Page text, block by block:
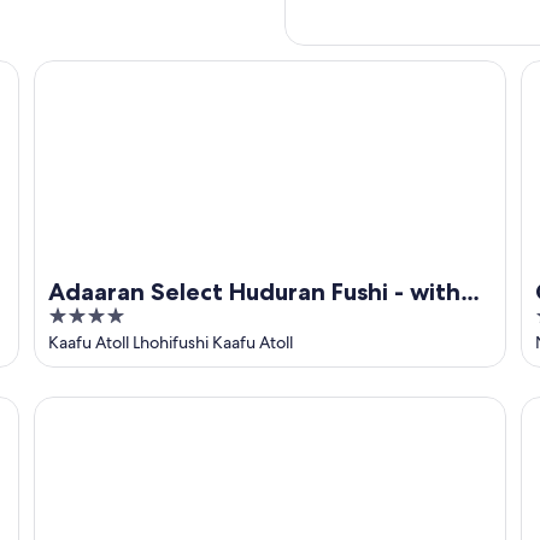
Adaaran Select Huduran Fushi - with
24hrs Premium All Inclusive
4
out
of
5
Kaafu Atoll Lhohifushi Kaafu Atoll
Adaaran Select Huduran Fushi - with 24hrs Premium All
Cocomo Maldives